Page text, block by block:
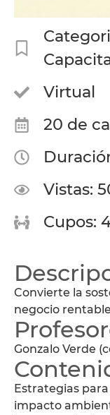
Virtual
20 de
Vistas:
Cupos:
Convierte la
negocio
Gonzalo Verde
Estrategias
impacto